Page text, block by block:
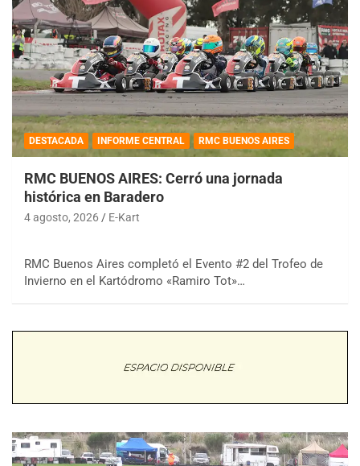
DESTACADA INFORME CENTRAL RMC BUENOS AIRES
RMC BUENOS AIRES: Cerró una jornada
histórica en Baradero
4 agosto, 2026 E-Kart
RMC Buenos Aires completó el Evento #2 del Trofeo de
Invierno en el Kartódromo «Ramiro Tot»…